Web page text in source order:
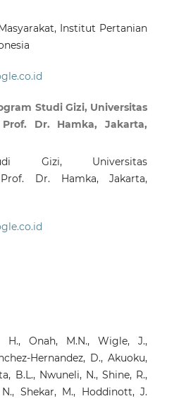
Institut Pertanian
Studi Gizi, Universitas
Dr. Hamka, Jakarta,
Gizi, Universitas
Dr. Hamka, Jakarta,
H., Onah, M.N., Wigle, J.,
Hernandez, D., Akuoku,
B.L., Nwuneli, N., Shine, R.,
Shekar, M., Hoddinott, J.